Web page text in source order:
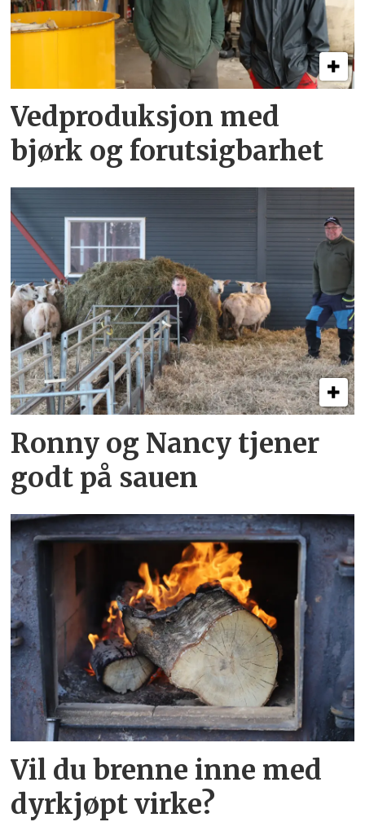
Vedproduksjon med
bjørk og forutsigbarhet
Ronny og Nancy tjener
godt på sauen
Vil du brenne inne med
dyrkjøpt virke?